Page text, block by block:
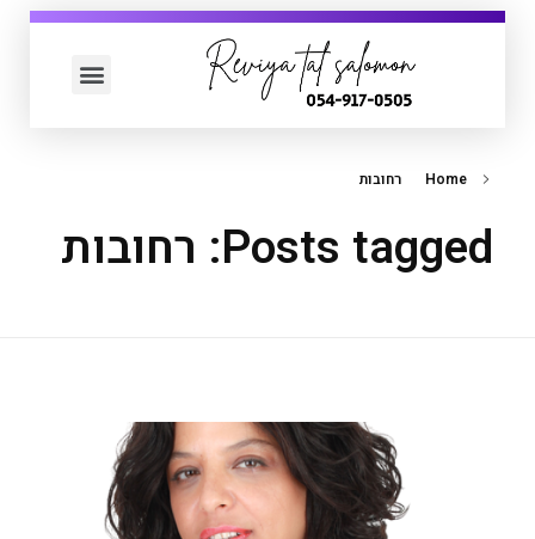
Home רחובות
Posts tagged: רחובות